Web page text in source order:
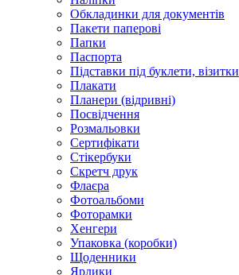
Обкладинки для документів
Пакети паперові
Папки
Паспорта
Підставки під буклети, візитки
Плакати
Планери (відривні)
Посвідчення
Розмальовки
Сертифікати
Стікербуки
Скретч друк
Флаєра
Фотоальбоми
Фоторамки
Хенгери
Упаковка (коробки)
Щоденники
Ярлики